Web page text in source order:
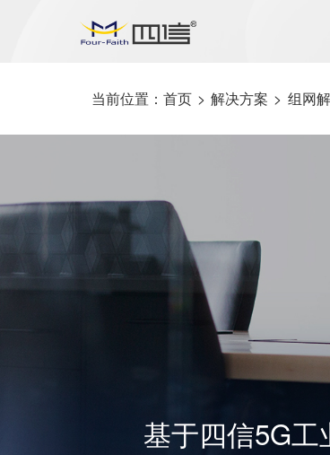
当前位置： 首页 > 解决方案 > 组网
基于四信5G